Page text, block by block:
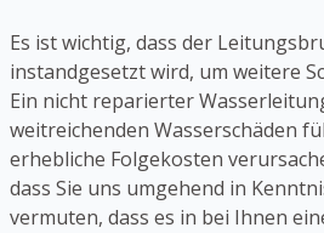
Es ist wichtig, dass der
instandgesetzt wird, um weitere
Ein nicht reparierter
weitreichenden Wasserschäden
erhebliche Folgekosten
dass Sie uns umgehend in
vermuten, dass es in bei Ihnen